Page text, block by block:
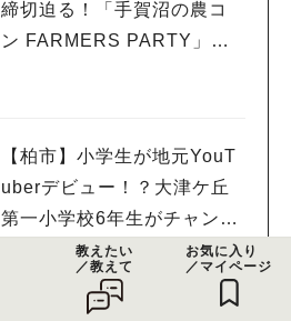
締切迫る！「手賀沼の農コ
ン FARMERS PARTY」に
【柏市】小学生が地元YouT
uberデビュー！？大津ケ丘
第一小学校6年生がチャンネ
ルを開設教えたい
／教えて
お気に入り
／マイページ